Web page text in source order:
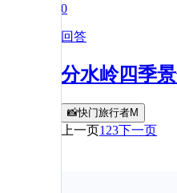
0
回答
分水岭四季
📸快门旅行者M
上一页1 23下一页